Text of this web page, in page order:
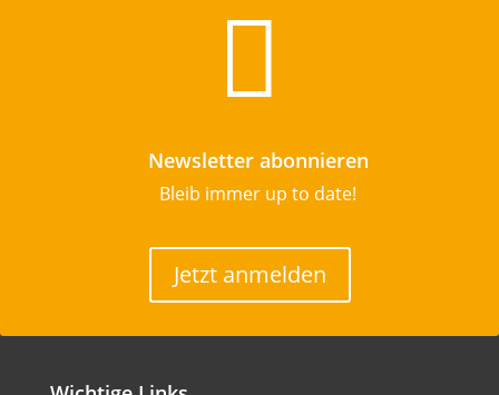

Newsletter abonnieren
Bleib immer up to date!
Jetzt anmelden